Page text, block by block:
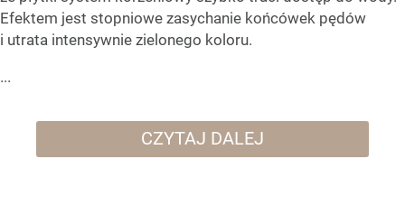
Efektem jest stopniowe zasychanie końcówek pędów
i utrata intensywnie zielonego koloru.
...
CZYTAJ DALEJ